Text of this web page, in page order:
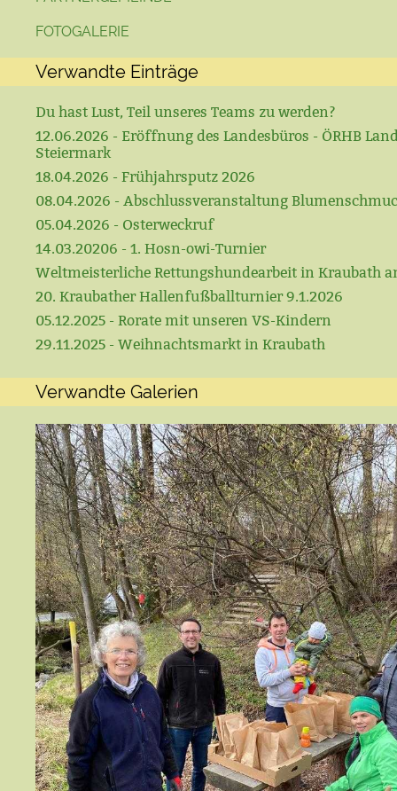
FOTOGALERIE
Verwandte Einträge
Du hast Lust, Teil unseres Teams zu werden?
12.06.2026 - Eröffnung des Landesbüros - ÖRHB
Steiermark
18.04.2026 - Frühjahrsputz 2026
08.04.2026 - Abschlussveranstaltung
05.04.2026 - Osterweckruf
14.03.20206 - 1. Hosn-owi-Turnier
Weltmeisterliche Rettungshundearbeit in Kraubath
20. Kraubather Hallenfußballturnier 9.1.2026
05.12.2025 - Rorate mit unseren VS-Kindern
29.11.2025 - Weihnachtsmarkt in Kraubath
Verwandte Galerien